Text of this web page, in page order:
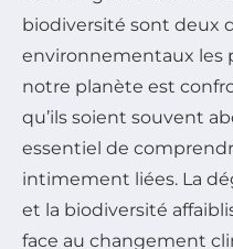
biodiversité sont deux
environnementaux les
notre planète est
qu’ils soient souvent
essentiel de
intimement liées. La
et la biodiversité
face au changement